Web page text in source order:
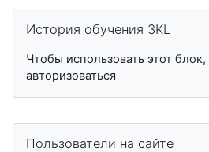
История обучения 3KL
Чтобы использовать этот
авторизоваться
Пользователи на сайте